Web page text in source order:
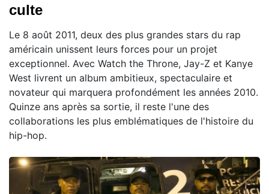
culte
Le 8 août 2011, deux des plus grandes stars du rap
américain unissent leurs forces pour un projet
exceptionnel. Avec Watch the Throne, Jay-Z et Kanye
West livrent un album ambitieux, spectaculaire et
novateur qui marquera profondément les années 2010.
Quinze ans après sa sortie, il reste l'une des
collaborations les plus emblématiques de l'histoire du
hip-hop.